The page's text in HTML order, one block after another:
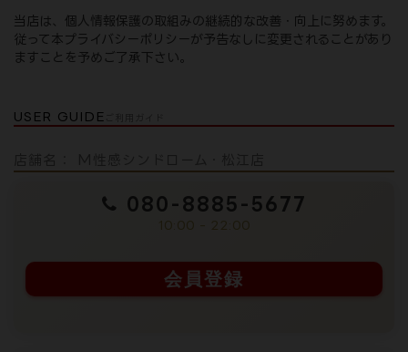
当店は、個人情報保護の取組みの継続的な改善・向上に努めます。
従って本プライバシーポリシーが予告なしに変更されることがあり
ますことを予めご了承下さい。
USER GUIDE
080-8885-5677
10:00 - 22:00
会員登録